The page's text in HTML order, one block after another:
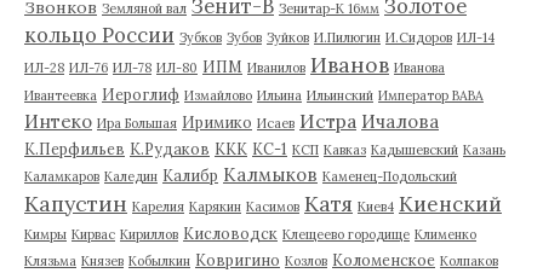
Звонков Земляной вал Зенит-В Зенитар-К 16мм Золотое
кольцо России Зубков Зубов Зуйков И.Пилюгин И.Сидоров ИЛ-14
ИЛ-28 ИЛ-76 ИЛ-78 ИЛ-80 ИПМ Иванилов Иванов Иванова
Ивантеевка Иероглиф Измайлово Ильина Ильинский Император ВАВА
Интеко Ира Большая Иримико Исаев Истра Ичалова
К.Перфильев К.Рудаков ККК КС-1 КСП Кавказ Кадышевский Казань
Каламкаров Каледин Калибр Калмыков Каменец-Подольский
Капустин Карелия Карякин Касимов Катя Киев4 Киенский
Кимры Кирвас Кириллов Кисловодск Клещеево городище Клименко
Клязьма Князев Кобылкин Ковригино Козлов Коломенское Колпаков